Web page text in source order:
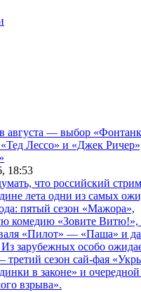
августа — выбор
Лессо» и «Джек
18:53
что российский
лета одни из самых
пятый сезон «Мажора»,
комедию «Зовите
«Пилот» — «Паша» и
зарубежных особо
третий сезон сай-фая
в законе» и
взрыва».